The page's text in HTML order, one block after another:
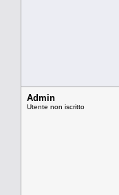
Admin
Utente non iscritto